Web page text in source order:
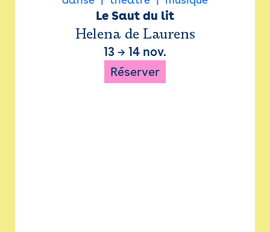
Le Saut du lit
Helena de Laurens
13 → 14 nov.
Réserver